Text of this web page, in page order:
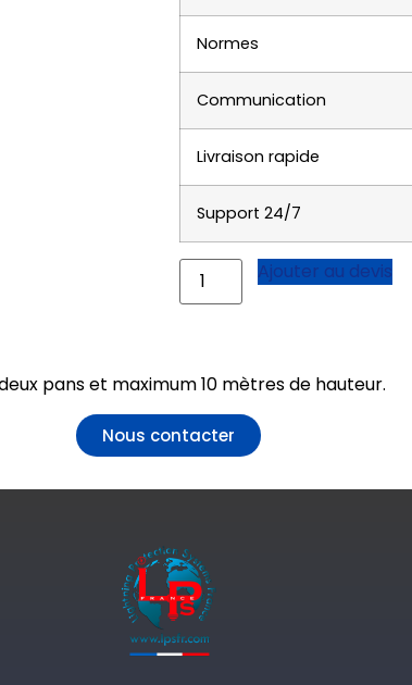
Normes
Communication
Livraison rapide
Support 24/7
Ajouter au devis
pans et maximum 10 mètres de hauteur.
Nous contacter